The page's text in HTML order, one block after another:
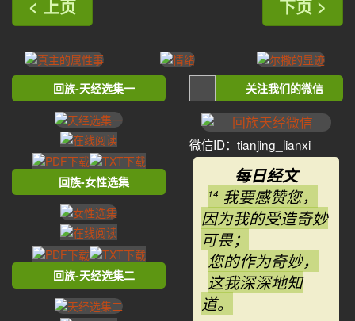
< 上页 下页 >
回族-天经选集一
回族-女性选集
回族-天经选集二
关注我们的微信
微信ID：tianjing_lianxi
每日经文
14 我要感赞您，
因为我的受造奇妙
可畏；
您的作为奇妙，
这我深深地知
道。